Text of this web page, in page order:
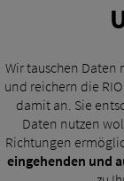
Wir tauschen Daten
und reichern die
damit an. Sie
Daten nutzen
Richtungen
eingehenden und